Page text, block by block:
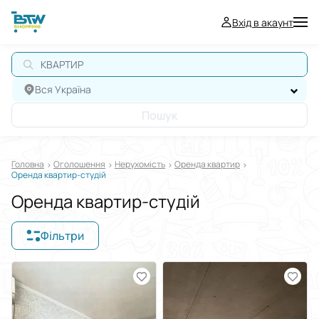
Вхід в акаунт
КВАРТИРА
Вся Україна
Пошук
Головна Оголошення Нерухомiсть
Оренда квартир
Оренда квартир-студій
Оренда квартир-студій
Фільтри
Відображати в $€ ₴
Сортувати за